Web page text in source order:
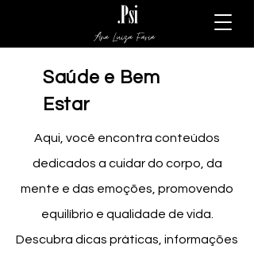
Ana Luiza Faria
Saúde e Bem
Estar
Aqui, você encontra conteúdos
dedicados a cuidar do corpo, da
mente e das emoções, promovendo
equilíbrio e qualidade de vida.
Descubra dicas práticas, informações